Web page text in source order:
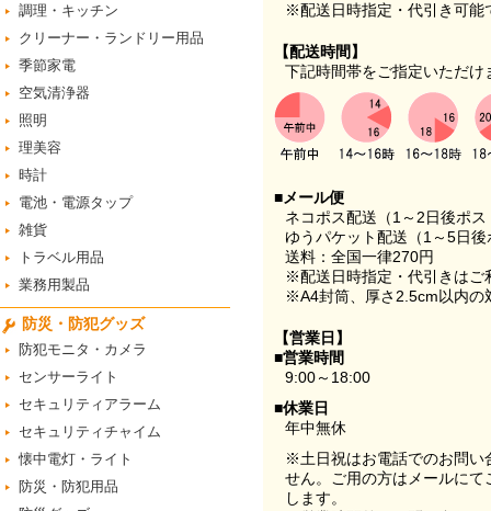
調理・キッチン
クリーナー・ランドリー用品
季節家電
空気清浄器
照明
理美容
時計
電池・電源タップ
雑貨
トラベル用品
業務用製品
防災・防犯グッズ
防犯モニタ・カメラ
センサーライト
セキュリティアラーム
セキュリティチャイム
懐中電灯・ライト
防災・防犯用品
※配送日時指定・代引き可能
【配送時間】
下記時間帯をご指定いただけ
■メール便
ネコポス配送（1～2日後ポ
ゆうパケット配送（1～5日
送料：全国一律270円
※配送日時指定・代引きはご
※A4封筒、厚さ2.5cm以内の
【営業日】
■営業時間
9:00～18:00
■休業日
年中無休
※土日祝はお電話でのお問い
せん。ご用の方はメールに
します。